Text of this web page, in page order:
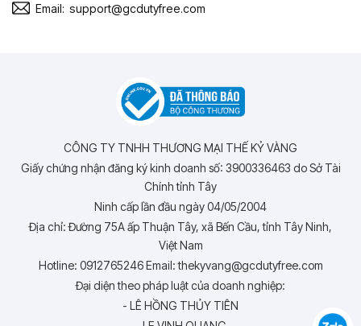
Email: support@gcdutyfree.com
CÔNG TY TNHH THƯƠNG MẠI THẾ KỶ VÀNG
Giấy chứng nhận đăng ký kinh doanh số: 3900336463 do Sở Tài
Chính tỉnh Tây
Ninh cấp lần đầu ngày 04/05/2004
Địa chỉ: Đường 75A ấp Thuận Tây, xã Bến Cầu, tỉnh Tây Ninh,
Việt Nam
Hotline: 0912765246 Email: thekyvang@gcdutyfree.com
Đại diện theo pháp luật của doanh nghiệp:
- LÊ HỒNG THỦY TIÊN